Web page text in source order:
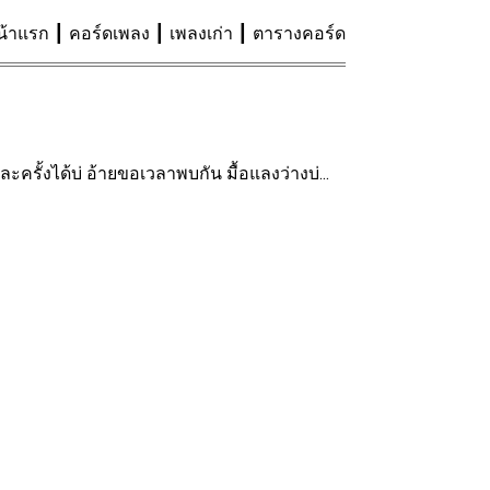
าแรก คอร์ดเพลง เพลงเก่า ตารางคอร์ด
ครั้งได้บ่ อ้ายขอเวลาพบกัน มื้อแลงว่างบ่...